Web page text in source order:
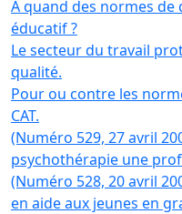
A quand des normes
éducatif ?
Le secteur du travail
qualité.
Pour ou contre les
CAT.
(Numéro 529, 27 avril
psychothérapie une
(Numéro 528, 20 avril
en aide aux jeunes en